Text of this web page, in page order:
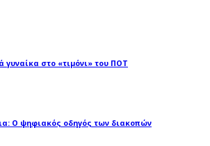
στο «τιμόνι» του ΠΟΤ
Ο ψηφιακός οδηγός των διακοπών